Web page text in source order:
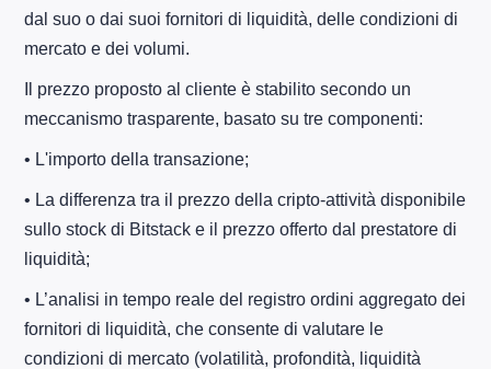
dal suo o dai suoi fornitori di liquidità, delle condizioni di
mercato e dei volumi.
Il prezzo proposto al cliente è stabilito secondo un
meccanismo trasparente, basato su tre componenti:
• L'importo della transazione;
• La differenza tra il prezzo della cripto-attività disponibile
sullo stock di Bitstack e il prezzo offerto dal prestatore di
liquidità;
• L’analisi in tempo reale del registro ordini aggregato dei
fornitori di liquidità, che consente di valutare le
condizioni di mercato (volatilità, profondità, liquidità